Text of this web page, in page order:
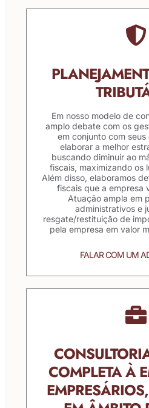
Em nosso modelo de
amplo debate com os
em conjunto com
elaborar a melhor
buscando diminuir ao
fiscais, maximizando os
Além disso, elaboramos
fiscais que a empresa
Atuação ampla em
administrativos e
resgate/restituição de
pela empresa em valor
FALAR COM UM
COMPLETA À